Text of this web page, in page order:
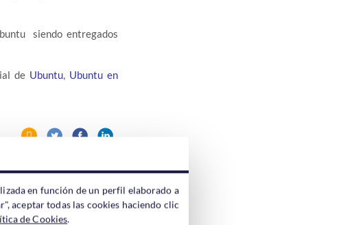
siendo entregados
de Ubuntu, Ubuntu en
en función de un perfil elaborado a
aceptar todas las cookies haciendo clic
de Cookies.